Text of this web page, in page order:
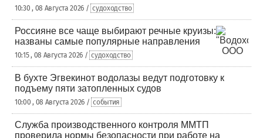
10:30 , 08 Августа 2026 / судоходство
Россияне все чаще выбирают речные круизы:
названы самые популярные направления
10:15 , 08 Августа 2026 / судоходство
В бухте Эгвекинот водолазы ведут подготовку к
подъему пяти затопленных судов
10:00 , 08 Августа 2026 / события
Служба производственного контроля ММТП
проверила нормы безопасности при работе на